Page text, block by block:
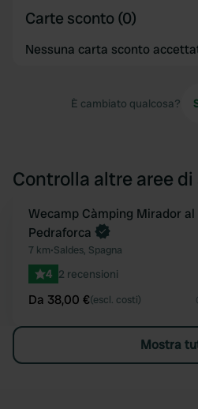
Carte sconto (0)
Nessuna carta sconto
È cambiato qualcosa?
Controlla altre aree
Prenota ora
Wecamp Càmping Mirador al
Pedraforca
7 km•Saldes, Spagna
4 2 recensioni
Da 38,00 €(escl. costi)
Mostra